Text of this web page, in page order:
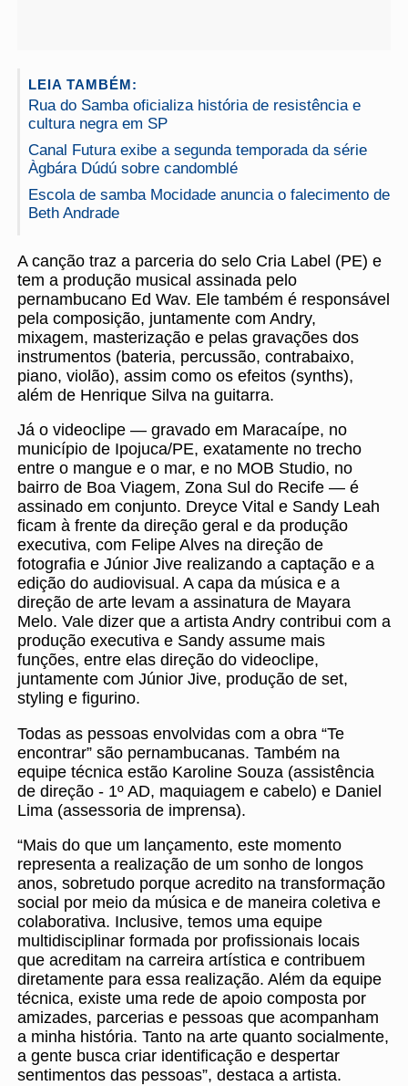
LEIA TAMBÉM:
Rua do Samba oficializa história de resistência e
cultura negra em SP
Canal Futura exibe a segunda temporada da série
Àgbára Dúdú sobre candomblé
Escola de samba Mocidade anuncia o falecimento de
Beth Andrade
A canção traz a parceria do selo Cria Label (PE) e
tem a produção musical assinada pelo
pernambucano Ed Wav. Ele também é responsável
pela composição, juntamente com Andry,
mixagem, masterização e pelas gravações dos
instrumentos (bateria, percussão, contrabaixo,
piano, violão), assim como os efeitos (synths),
além de Henrique Silva na guitarra.
Já o videoclipe — gravado em Maracaípe, no
município de Ipojuca/PE, exatamente no trecho
entre o mangue e o mar, e no MOB Studio, no
bairro de Boa Viagem, Zona Sul do Recife — é
assinado em conjunto. Dreyce Vital e Sandy Leah
ficam à frente da direção geral e da produção
executiva, com Felipe Alves na direção de
fotografia e Júnior Jive realizando a captação e a
edição do audiovisual. A capa da música e a
direção de arte levam a assinatura de Mayara
Melo. Vale dizer que a artista Andry contribui com a
produção executiva e Sandy assume mais
funções, entre elas direção do videoclipe,
juntamente com Júnior Jive, produção de set,
styling e figurino.
Todas as pessoas envolvidas com a obra “Te
encontrar” são pernambucanas. Também na
equipe técnica estão Karoline Souza (assistência
de direção - 1º AD, maquiagem e cabelo) e Daniel
Lima (assessoria de imprensa).
“Mais do que um lançamento, este momento
representa a realização de um sonho de longos
anos, sobretudo porque acredito na transformação
social por meio da música e de maneira coletiva e
colaborativa. Inclusive, temos uma equipe
multidisciplinar formada por profissionais locais
que acreditam na carreira artística e contribuem
diretamente para essa realização. Além da equipe
técnica, existe uma rede de apoio composta por
amizades, parcerias e pessoas que acompanham
a minha história. Tanto na arte quanto socialmente,
a gente busca criar identificação e despertar
sentimentos das pessoas”, destaca a artista.